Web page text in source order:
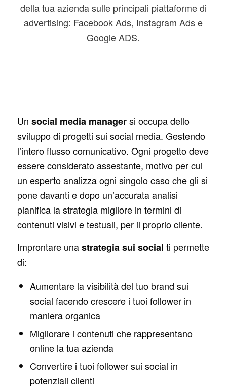
della tua azienda sulle principali piattaforme di
advertising: Facebook Ads, Instagram Ads e
Google ADS.
Un social media managersi occupa dello
sviluppo di progetti sui social media. Gestendo
l’intero flusso comunicativo. Ogni progetto deve
essere considerato assestante, motivo per cui
un esperto analizza ogni singolo caso che gli si
pone davanti e dopo un’accurata analisi
pianifica la strategia migliore in termini di
contenuti visivi e testuali, per il proprio cliente.
Improntare unastrategia sui social ti permette
di:
Aumentare la visibilità del tuo brand sui
social facendo crescere i tuoi follower in
maniera organica
Migliorare i contenuti che rappresentano
online la tua azienda
Convertire i tuoi follower sui social in
potenziali clienti